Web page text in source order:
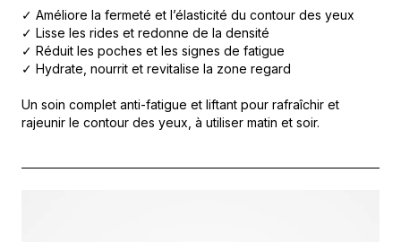
✓ Améliore la fermeté et l’élasticité du contour des yeux
✓ Lisse les rides et redonne de la densité
✓ Réduit les poches et les signes de fatigue
✓ Hydrate, nourrit et revitalise la zone regard
Un soin complet anti-fatigue et liftant pour rafraîchir et
rajeunir le contour des yeux, à utiliser matin et soir.